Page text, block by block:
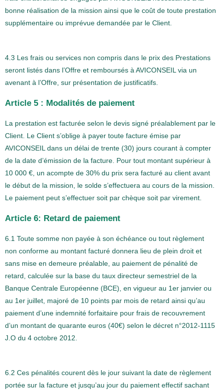
bonne réalisation de la mission ainsi que le coût de toute prestation
supplémentaire ou imprévue demandée par le Client.
4.3 Les frais ou services non compris dans le prix des Prestations
seront listés dans l’Offre et remboursés à AVICONSEIL via un
avenant à l’Offre, sur présentation de justificatifs.
Article 5 : Modalités de paiement
La prestation est facturée selon le devis signé préalablement par le
Client. Le Client s’oblige à payer toute facture émise par
AVICONSEIL dans un délai de trente (30) jours courant à compter
de la date d’émission de la facture. Pour tout montant supérieur à
10 000 €, un acompte de 30% du prix sera facturé au client avant
le début de la mission, le solde s’effectuera au cours de la mission.
Le paiement peut s’effectuer soit par chèque soit par virement.
Article 6: Retard de paiement
6.1 Toute somme non payée à son échéance ou tout règlement
non conforme au montant facturé donnera lieu de plein droit et
sans mise en demeure préalable, au paiement de pénalité de
retard, calculée sur la base du taux directeur semestriel de la
Banque Centrale Européenne (BCE), en vigueur au 1er janvier ou
au 1er juillet, majoré de 10 points par mois de retard ainsi qu’au
paiement d’une indemnité forfaitaire pour frais de recouvrement
d’un montant de quarante euros (40€) selon le décret n°2012-1115
J.O du 4 octobre 2012.
6.2 Ces pénalités courent dès le jour suivant la date de règlement
portée sur la facture et jusqu’au jour du paiement effectif sachant